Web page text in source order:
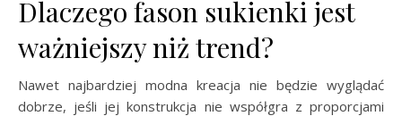
Dlaczego fason sukienki jest
ważniejszy niż trend?
Nawet najbardziej modna kreacja nie będzie wyglądać
dobrze, jeśli jej konstrukcja nie współgra z proporcjami